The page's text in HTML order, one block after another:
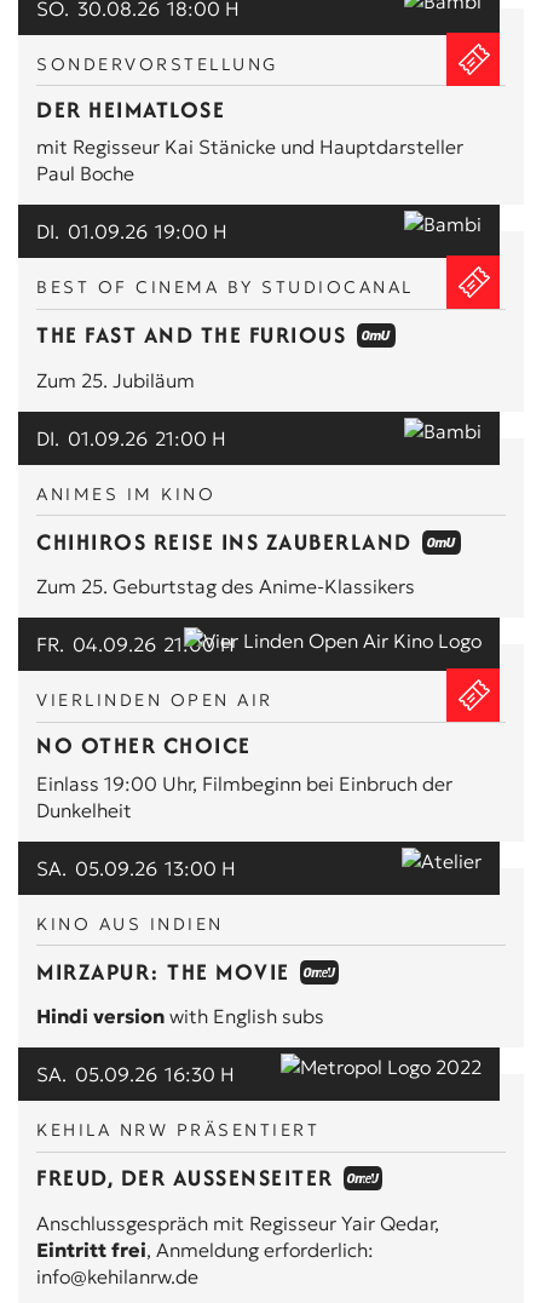
SONDERVORSTELLUNG
DER HEIMATLOSE
mit Regisseur Kai Stänicke und Hauptdarsteller
Paul Boche
SO. 30.08.26 18:00 H
BEST OF CINEMA BY STUDIOCANAL
THE FAST AND THE FURIOUS
Zum 25. Jubiläum
DI. 01.09.26 19:00 H
ANIMES IM KINO
CHIHIROS REISE INS ZAUBERLAND
Zum 25. Geburtstag des Anime-Klassikers
DI. 01.09.26 21:00 H
VIERLINDEN OPEN AIR
NO OTHER CHOICE
Einlass 19:00 Uhr, Filmbeginn bei Einbruch der
Dunkelheit
FR. 04.09.26 21:00 H
KINO AUS INDIEN
MIRZAPUR: THE MOVIE
Hindi version with English subs
SA. 05.09.26 13:00 H
KEHILA NRW PRÄSENTIERT
FREUD, DER AUSSENSEITER
Anschlussgespräch mit Regisseur Yair Qedar,
Eintritt frei, Anmeldung erforderlich:
info@kehilanrw.de
SA. 05.09.26 16:30 H